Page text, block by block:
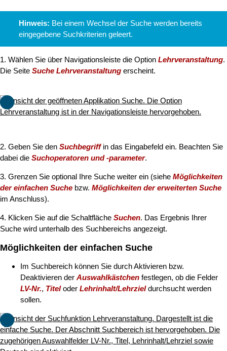
Hinweis: Bei einem Wechsel der Suche werden bereits
eingegebene Suchkriterien geleert.
1. Wählen Sie über Navigationsleiste die Option Lehrveranstaltung.
Die Seite Suche Lehrveranstaltung erscheint.
2. Geben Sie den Suchbegriffin das Eingabefeld ein. Beachten Sie
dabei die Suchoperatoren und -parameter.
3. Grenzen Sie optional Ihre Suche weiter ein (siehe Möglichkeiten
der einfachen Suche bzw. Möglichkeiten der erweiterten Suche
im Anschluss).
4. Klicken Sie auf die Schaltfläche Suchen. Das Ergebnis Ihrer
Suche wird unterhalb des Suchbereichs angezeigt.
Möglichkeiten der einfachen Suche
Im Suchbereich können Sie durch Aktivieren bzw.
Deaktivieren der Auswahlkästchen festlegen, ob die Felder
LV-Nr., Titeloder Lehrinhalt/Lehrzieldurchsucht werden
sollen.